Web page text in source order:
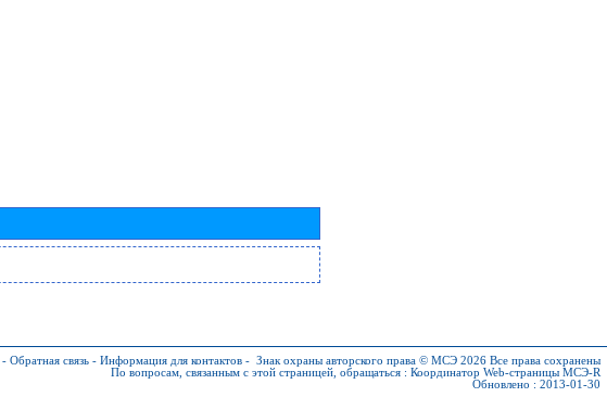
- Обратная связь - Информация для контактов - Знак охраны авторского права © МСЭ 2026 Все права сохранены
По вопросам, связанным с этой страницей, обращаться : Координатор Web-страницы МСЭ-R
Обновлено : 2013-01-30